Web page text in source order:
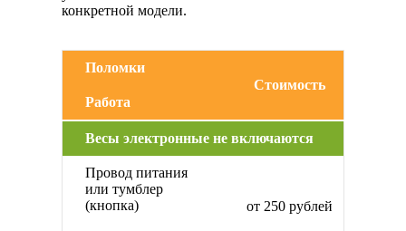
конкретной модели.
Поломки
Работа
Стоимость
Весы электронные не включаются
Провод питания
или тумблер
(кнопка)
от 250 рублей